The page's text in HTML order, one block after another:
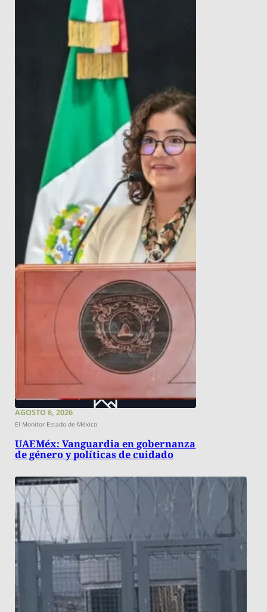
AGOSTO 6, 2026
El Monitor Estado de México
UAEMéx: Vanguardia en gobernanza
de género y políticas de cuidado